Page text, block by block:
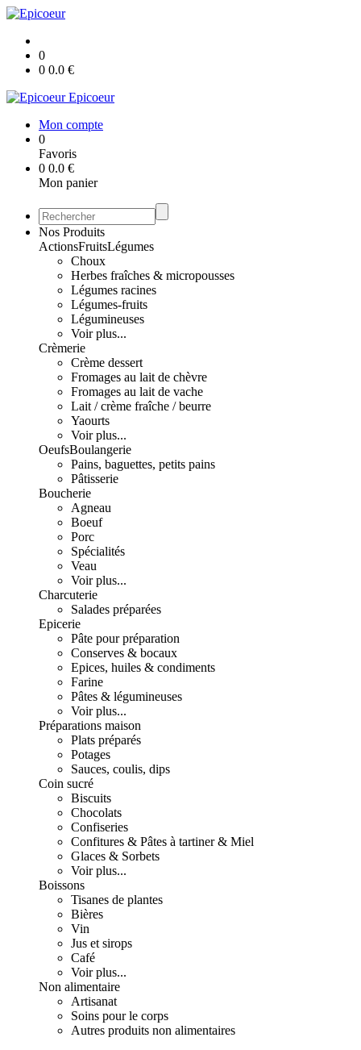
0
0 0.0 €
Epicoeur
Mon compte
0
Favoris
0 0.0 €
Mon panier
Nos Produits
ActionsFruitsLégumes
Choux
Herbes fraîches & micropousses
Légumes racines
Légumes-fruits
Légumineuses
Voir plus...
Crèmerie
Crème dessert
Fromages au lait de chèvre
Fromages au lait de vache
Lait / crème fraîche / beurre
Yaourts
Voir plus...
OeufsBoulangerie
Pains, baguettes, petits pains
Pâtisserie
Boucherie
Agneau
Boeuf
Porc
Spécialités
Veau
Voir plus...
Charcuterie
Salades préparées
Epicerie
Pâte pour préparation
Conserves & bocaux
Epices, huiles & condiments
Farine
Pâtes & légumineuses
Voir plus...
Préparations maison
Plats préparés
Potages
Sauces, coulis, dips
Coin sucré
Biscuits
Chocolats
Confiseries
Confitures & Pâtes à tartiner & Miel
Glaces & Sorbets
Voir plus...
Boissons
Tisanes de plantes
Bières
Vin
Jus et sirops
Café
Voir plus...
Non alimentaire
Artisanat
Soins pour le corps
Autres produits non alimentaires